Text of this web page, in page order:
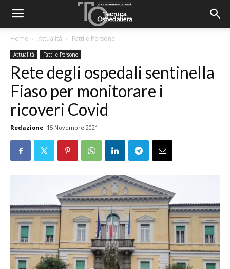
Home Attualità Fatti e Persone
Attualità Fatti e Persone
Rete degli ospedali sentinella
Fiaso per monitorare i
ricoveri Covid
Redazione 15 Novembre 2021